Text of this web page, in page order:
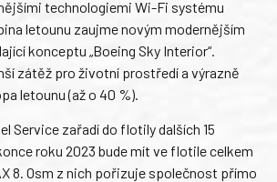
technologiemi Wi-Fi systému
letounu zaujme novým modernějším
konceptu „Boeing Sky Interior“.
zátěž pro životní prostředí a výrazně
letounu (až o 40 %).
Service zařadí do flotily dalších 15
roku 2023 bude mít ve flotile celkem
8. Osm z nich pořizuje společnost přímo